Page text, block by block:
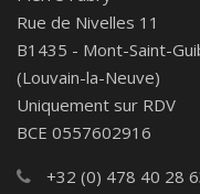
Rue de Nivelles 11
B1435 - Mont-Saint-
(Louvain-la-Neuve)
Uniquement sur RDV
BCE 0557602916
+32 (0) 478 40 28